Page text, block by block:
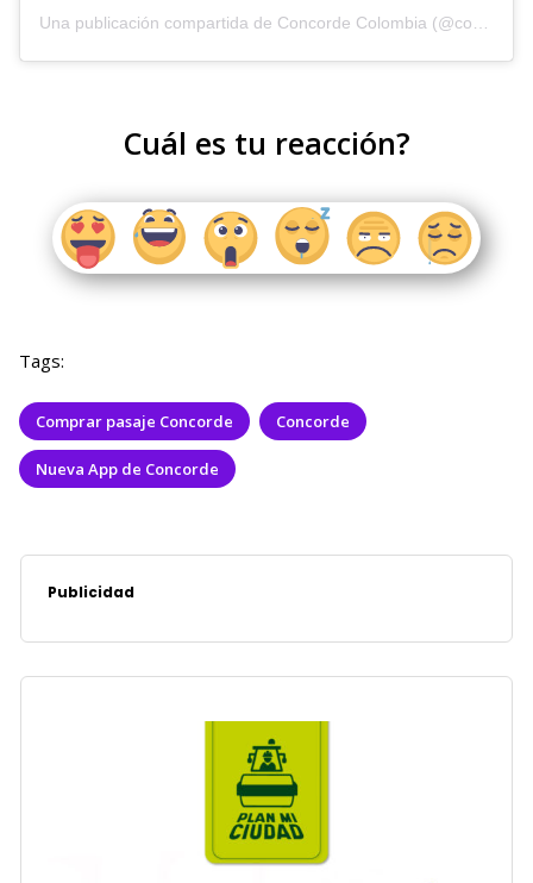
Cuál es tu reacción?
Tags:
Comprar pasaje Concorde Concorde
Nueva App de Concorde
Publicidad